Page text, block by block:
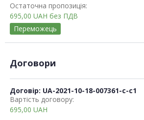
Остаточна пропозиція:
695,00 UAH без ПДВ
Переможець
Договори
Договір: UA-2021-10-18-007361-c-c1
Вартість договору:
695,00 UAH